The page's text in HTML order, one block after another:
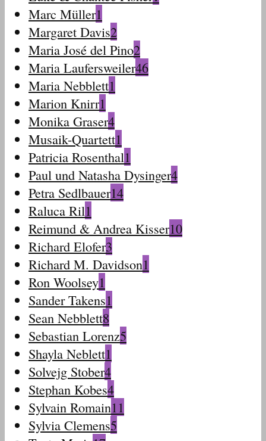
Marc Müller1
Margaret Davis2
Maria José del Pino2
Maria Laufersweiler46
Maria Nebblett1
Marion Knirr1
Monika Graser4
Musaik-Quartett1
Patricia Rosenthal1
Paul und Natasha Dysinger4
Petra Sedlbauer14
Raluca Ril1
Reimund & Andrea Kisser10
Richard Elofer3
Richard M. Davidson1
Ron Woolsey1
Sander Takens1
Sean Nebblett8
Sebastian Lorenz5
Shayla Neblett1
Solvejg Stober4
Stephan Kobes4
Sylvain Romain11
Sylvia Clemens5